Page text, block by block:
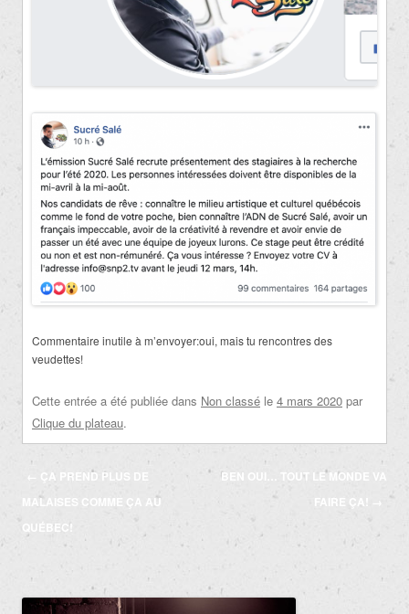
Commentaire inutile à m’envoyer:oui, mais tu rencontres des
veudettes!
Cette entrée a été publiée dans Non classé le 4 mars 2020 par
Clique du plateau.
Navigation
des
articles
← ÇA PREND PLUS DE
MALAISES COMME ÇA AU
QUÉBEC!
BEN OUI… TOUT LE MONDE VA
FAIRE ÇA!